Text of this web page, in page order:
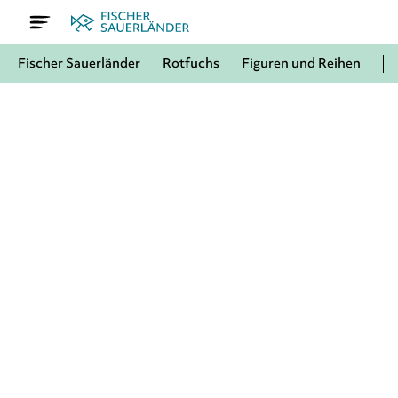
Fischer Sauerländer Rotfuchs Figuren und Reihen